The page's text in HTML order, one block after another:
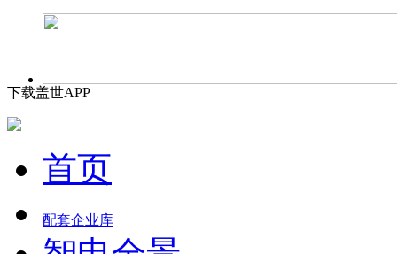
下载盖世APP
首页
配套企业库